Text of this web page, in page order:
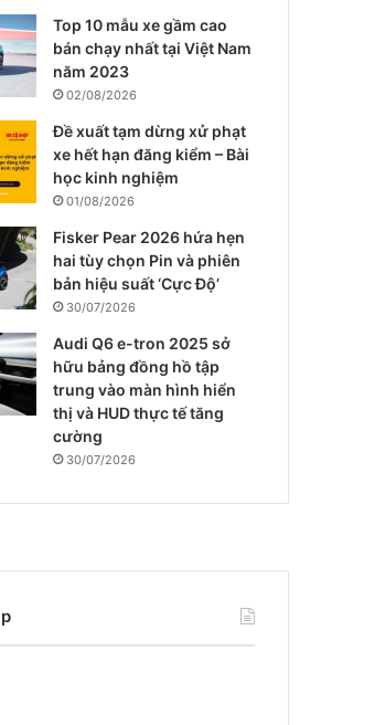
Top 10 mẫu xe gầm cao
bán chạy nhất tại Việt Nam
năm 2023
02/08/2026
Đề xuất tạm dừng xử phạt
xe hết hạn đăng kiểm – Bài
học kinh nghiệm
01/08/2026
Fisker Pear 2026 hứa hẹn
hai tùy chọn Pin và phiên
bản hiệu suất ‘Cực Độ’
30/07/2026
Audi Q6 e-tron 2025 sở
hữu bảng đồng hồ tập
trung vào màn hình hiển
thị và HUD thực tế tăng
cường
30/07/2026